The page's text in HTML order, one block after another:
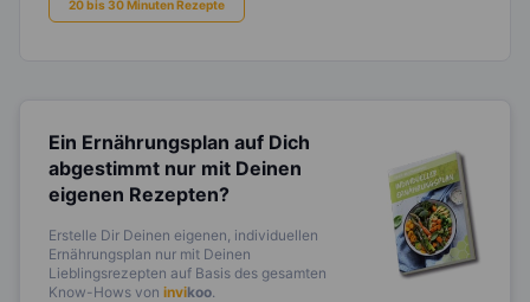
20 bis 30 Minuten Rezepte
Ein Ernährungsplan auf Dich
abgestimmt nur mit Deinen
eigenen Rezepten?
Erstelle Dir Deinen eigenen, individuellen
Ernährungsplan nur mit Deinen
Lieblingsrezepten auf Basis des gesamten
Know-Hows von invikoo